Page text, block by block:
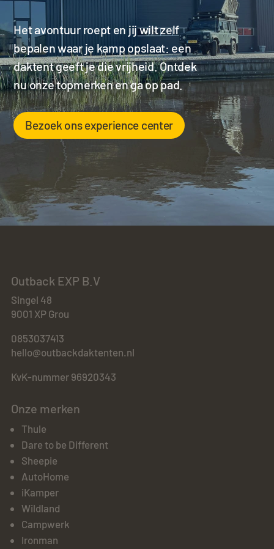
Het avontuur roept en jij wilt zelf
bepalen waar je kamp opslaat: een
daktent geeft je die vrijheid. Ontdek
nu onze topmerken en ga op pad.
Bezoek ons experience center
Outback EXP B.V
Singel 48
9001 XP Grou
0853037413
hello@outbackdaktenten.nl
KvK-nummer 96920343
Onze merken
Thule
Dare to be Different
Sheepie
AutoHome
iKamper
Wildland
Campwerk
Ironman